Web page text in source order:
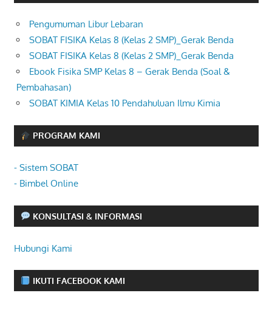
Pengumuman Libur Lebaran
SOBAT FISIKA Kelas 8 (Kelas 2 SMP)_Gerak Benda
SOBAT FISIKA Kelas 8 (Kelas 2 SMP)_Gerak Benda
Ebook Fisika SMP Kelas 8 – Gerak Benda (Soal &
Pembahasan)
SOBAT KIMIA Kelas 10 Pendahuluan Ilmu Kimia
PROGRAM KAMI
- Sistem SOBAT
- Bimbel Online
KONSULTASI & INFORMASI
Hubungi Kami
IKUTI FACEBOOK KAMI